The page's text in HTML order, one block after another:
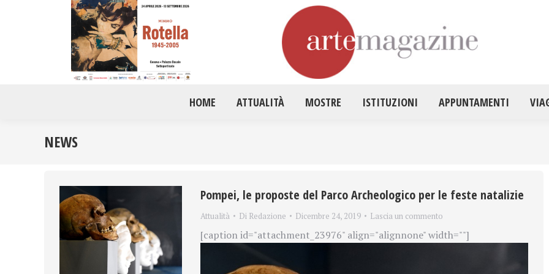
HOME ATTUALITÀ MOSTRE ISTITUZIONI APPUNTAMENTI
NEWS
Pompei, le proposte del Parco Archeologico per le feste natalizie
Attualità Di Redazione Dicembre 24, 2019 Lascia un commento
[caption id="attachment_23976" align="alignnone" width=""]
HOME